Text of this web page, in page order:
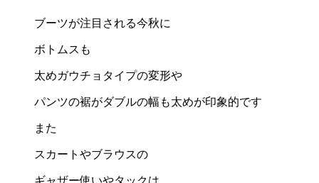
ブーツが注目される今秋に
ボトムスも
太めガウチョタイプの変形や
パンツの裾がダブルの幅も太めが印象的です
また
スカートやブラウスの
ギャザー使いやタックは